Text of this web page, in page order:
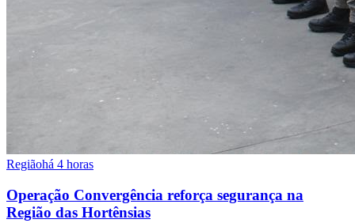
Regiãohá 4 horas
Operação Convergência reforça segurança na
Região das Hortênsias